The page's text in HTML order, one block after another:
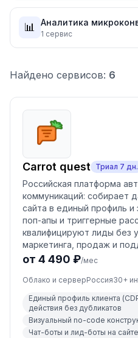
📊 Аналитика
1 сервис
Найдено сервисов: 6
Carrot quest Триал 7 дн.
Российская платформа
коммуникаций: собирает
сайта в единый профиль и
поп-апы и триггерные
квалифицируют лиды без
маркетинга, продаж и
от 4 490 ₽/мес
Облако и серверРоссия30+
Единый профиль клиента
действия без дубликатов
Визуальный no-code
Чат-боты и лид-боты на